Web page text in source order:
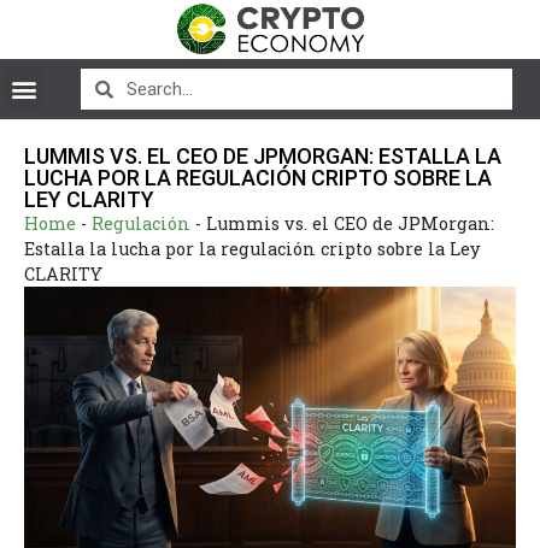
LUMMIS VS. EL CEO DE JPMORGAN: ESTALLA LA
LUCHA POR LA REGULACIÓN CRIPTO SOBRE LA
LEY CLARITY
Home - Regulación - Lummis vs. el CEO de JPMorgan:
Estalla la lucha por la regulación cripto sobre la Ley
CLARITY